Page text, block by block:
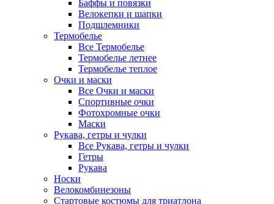
Баффы и повязки
Велокепки и шапки
Подшлемники
Термобелье
Все Термобелье
Термобелье летнее
Термобелье теплое
Очки и маски
Все Очки и маски
Спортивные очки
Фотохромные очки
Маски
Рукава, гетры и чулки
Все Рукава, гетры и чулки
Гетры
Рукава
Носки
Велокомбинезоны
Стартовые костюмы для триатлона